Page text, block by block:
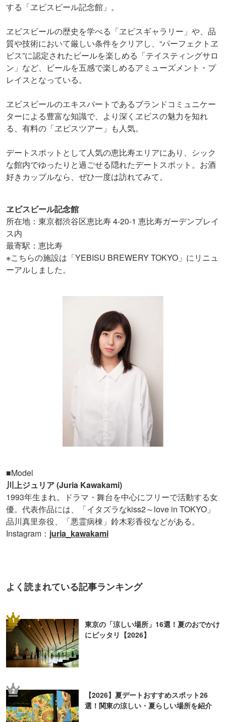
する「ヱビスビール記念館」。
ヱビスビールの歴史を学べる「ヱビスギャラリー」や、品
質や技術において厳しい条件をクリアし、“パーフェクトヱ
ビス”に認定されたビールを楽しめる「テイスティングサロ
ン」など、ビールを五感で楽しめるアミューズメント・プ
レイスとなっている。
ヱビスビールのエキスパートであるブランドコミュニケー
ターによる豊富な知識で、より深くヱビスの魅力を知れ
る、有料の「ヱビスツアー」も人気。
デートスポットとして人気の恵比寿エリアにあり、シック
な館内でゆったりと過ごせる隠れたデートスポット。お酒
好きカップルなら、ぜひ一度は訪れてみて。
ヱビスビール記念館
所在地：東京都渋谷区恵比寿 4-20-1 恵比寿ガーデンプレイ
ス内
最寄駅：恵比寿
※こちらの施設は「YEBISU BREWERY TOKYO」にリニュ
ーアルしました。
■Model
川上ジュリア (Juria Kawakami)
1993年生まれ。ドラマ・舞台を中心にフリーで活動する女
優。代表作品には、「イタズラなkiss2～love in TOKYO」
品川真里奈役、「悪霊病棟」鈴木彩香役などがある。
Instagram： juria_kawakami
よく読まれている記事ランキング
1
東京の「涼しい場所」16選！夏のおでかけ
にピッタリ【2026】
2
【2026】夏デートおすすめスポット26
選！関東の涼しい・夏らしい場所を紹介